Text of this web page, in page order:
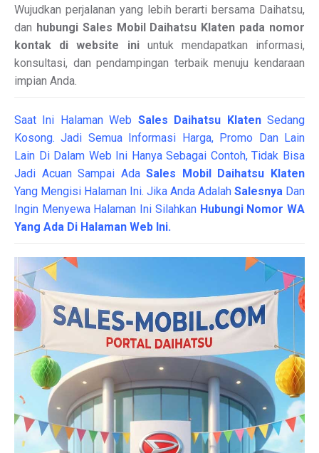
Wujudkan perjalanan yang lebih berarti bersama Daihatsu,
dan hubungi Sales Mobil Daihatsu Klaten pada nomor
kontak di website iniuntuk mendapatkan informasi,
konsultasi, dan pendampingan terbaik menuju kendaraan
impian Anda.
Saat Ini Halaman Web Sales Daihatsu KlatenSedang
Kosong. Jadi Semua Informasi Harga, Promo Dan Lain
Lain Di Dalam Web Ini Hanya Sebagai Contoh, Tidak Bisa
Jadi Acuan Sampai AdaSales Mobil Daihatsu Klaten
Yang Mengisi Halaman Ini. Jika Anda Adalah Salesnya Dan
Ingin Menyewa Halaman Ini Silahkan Hubungi Nomor WA
Yang Ada Di Halaman Web Ini.